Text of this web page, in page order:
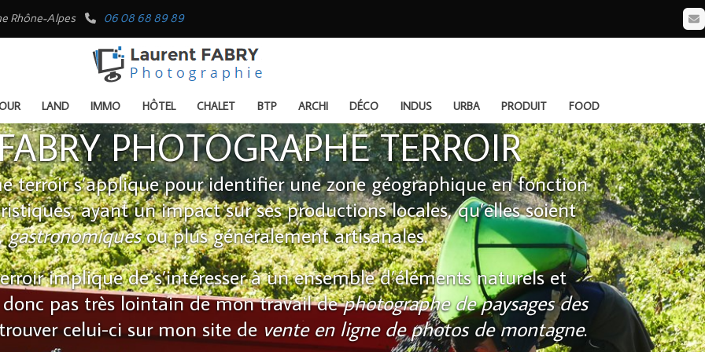
Rhône-Alpes 06 08 68 89 89
LAND IMMO HÔTEL CHALET BTP ARCHI DÉCO INDUS URBA PRODUIT FOOD
PHOTOGRAPHE TERROIR
terroir s’applique pour identifier une zone géographique en fonction
ayant un impact sur ses productions locales, qu’elles soient
gastronomiquesou plus généralement artisanales.
implique de s’intéresser à un ensemble d’éléments naturels et
donc pas très lointain de mon travail dephotographe de paysages des
celui-ci sur mon site de vente en ligne de photos de montagne.